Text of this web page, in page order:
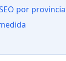
por provincia